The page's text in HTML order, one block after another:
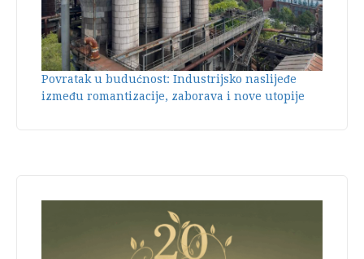
Povratak u budućnost: Industrijsko naslijeđe
između romantizacije, zaborava i nove utopije